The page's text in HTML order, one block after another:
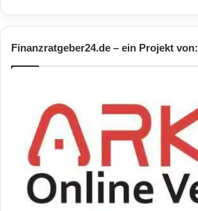
Finanzratgeber24.de – ein Projekt von: